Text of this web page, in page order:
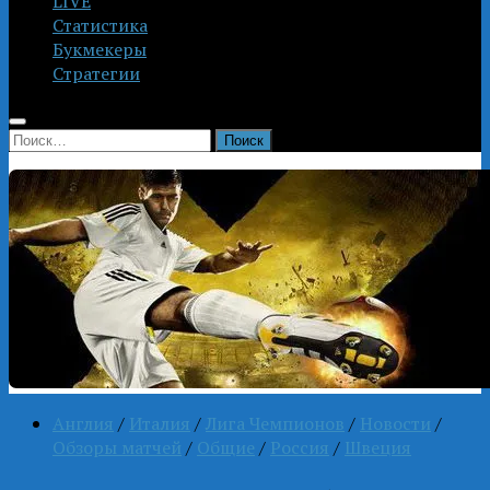
Статистика
Букмекеры
Стратегии
Найти:
Англия / Италия /Лига Чемпионов / Новости /
Обзоры матчей / Общие / Россия / Швеция